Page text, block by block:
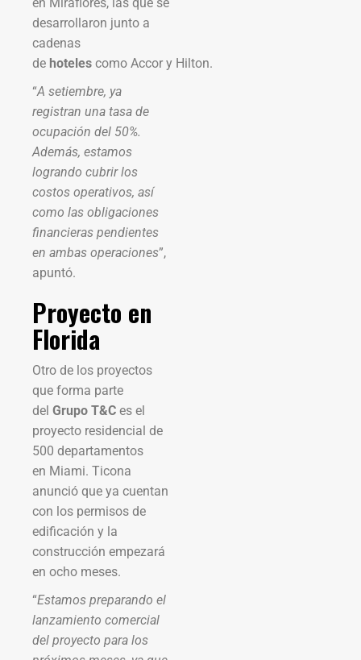
desarrollaron junto a
cadenas
de hoteles como Accor y Hilton.
“A setiembre, ya
registran una tasa de
ocupación del 50%.
Además, estamos
logrando cubrir los
costos operativos, así
como las obligaciones
financieras pendientes
en ambas operaciones”,
apuntó.
Proyecto en
Florida
Otro de los proyectos
que forma parte
del Grupo T&C es el
proyecto residencial de
500 departamentos
en Miami. Ticona
anunció que ya cuentan
con los permisos de
edificación y la
construcción empezará
en ocho meses.
“Estamos preparando el
lanzamiento comercial
del proyecto para los